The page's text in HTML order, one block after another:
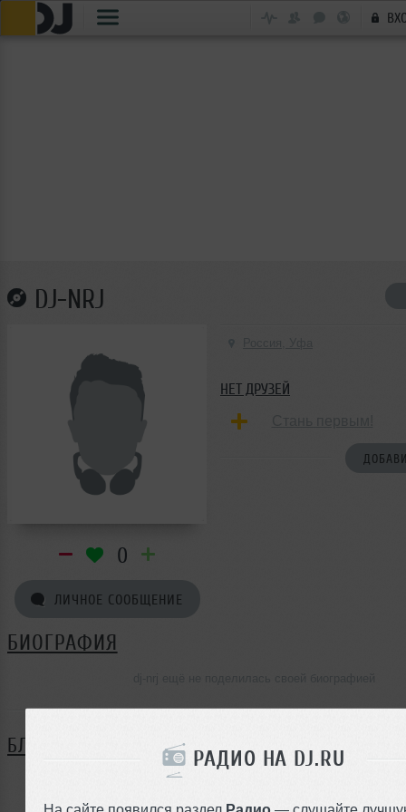
РАДИО НА DJ.RU
На сайте появился раздел Радио — слушайте
DJ-NRJ
0
ЛИЧНОЕ СООБЩЕНИЕ
НЕТ ДРУЗЕЙ
БИОГРАФИЯ
БЛОГ